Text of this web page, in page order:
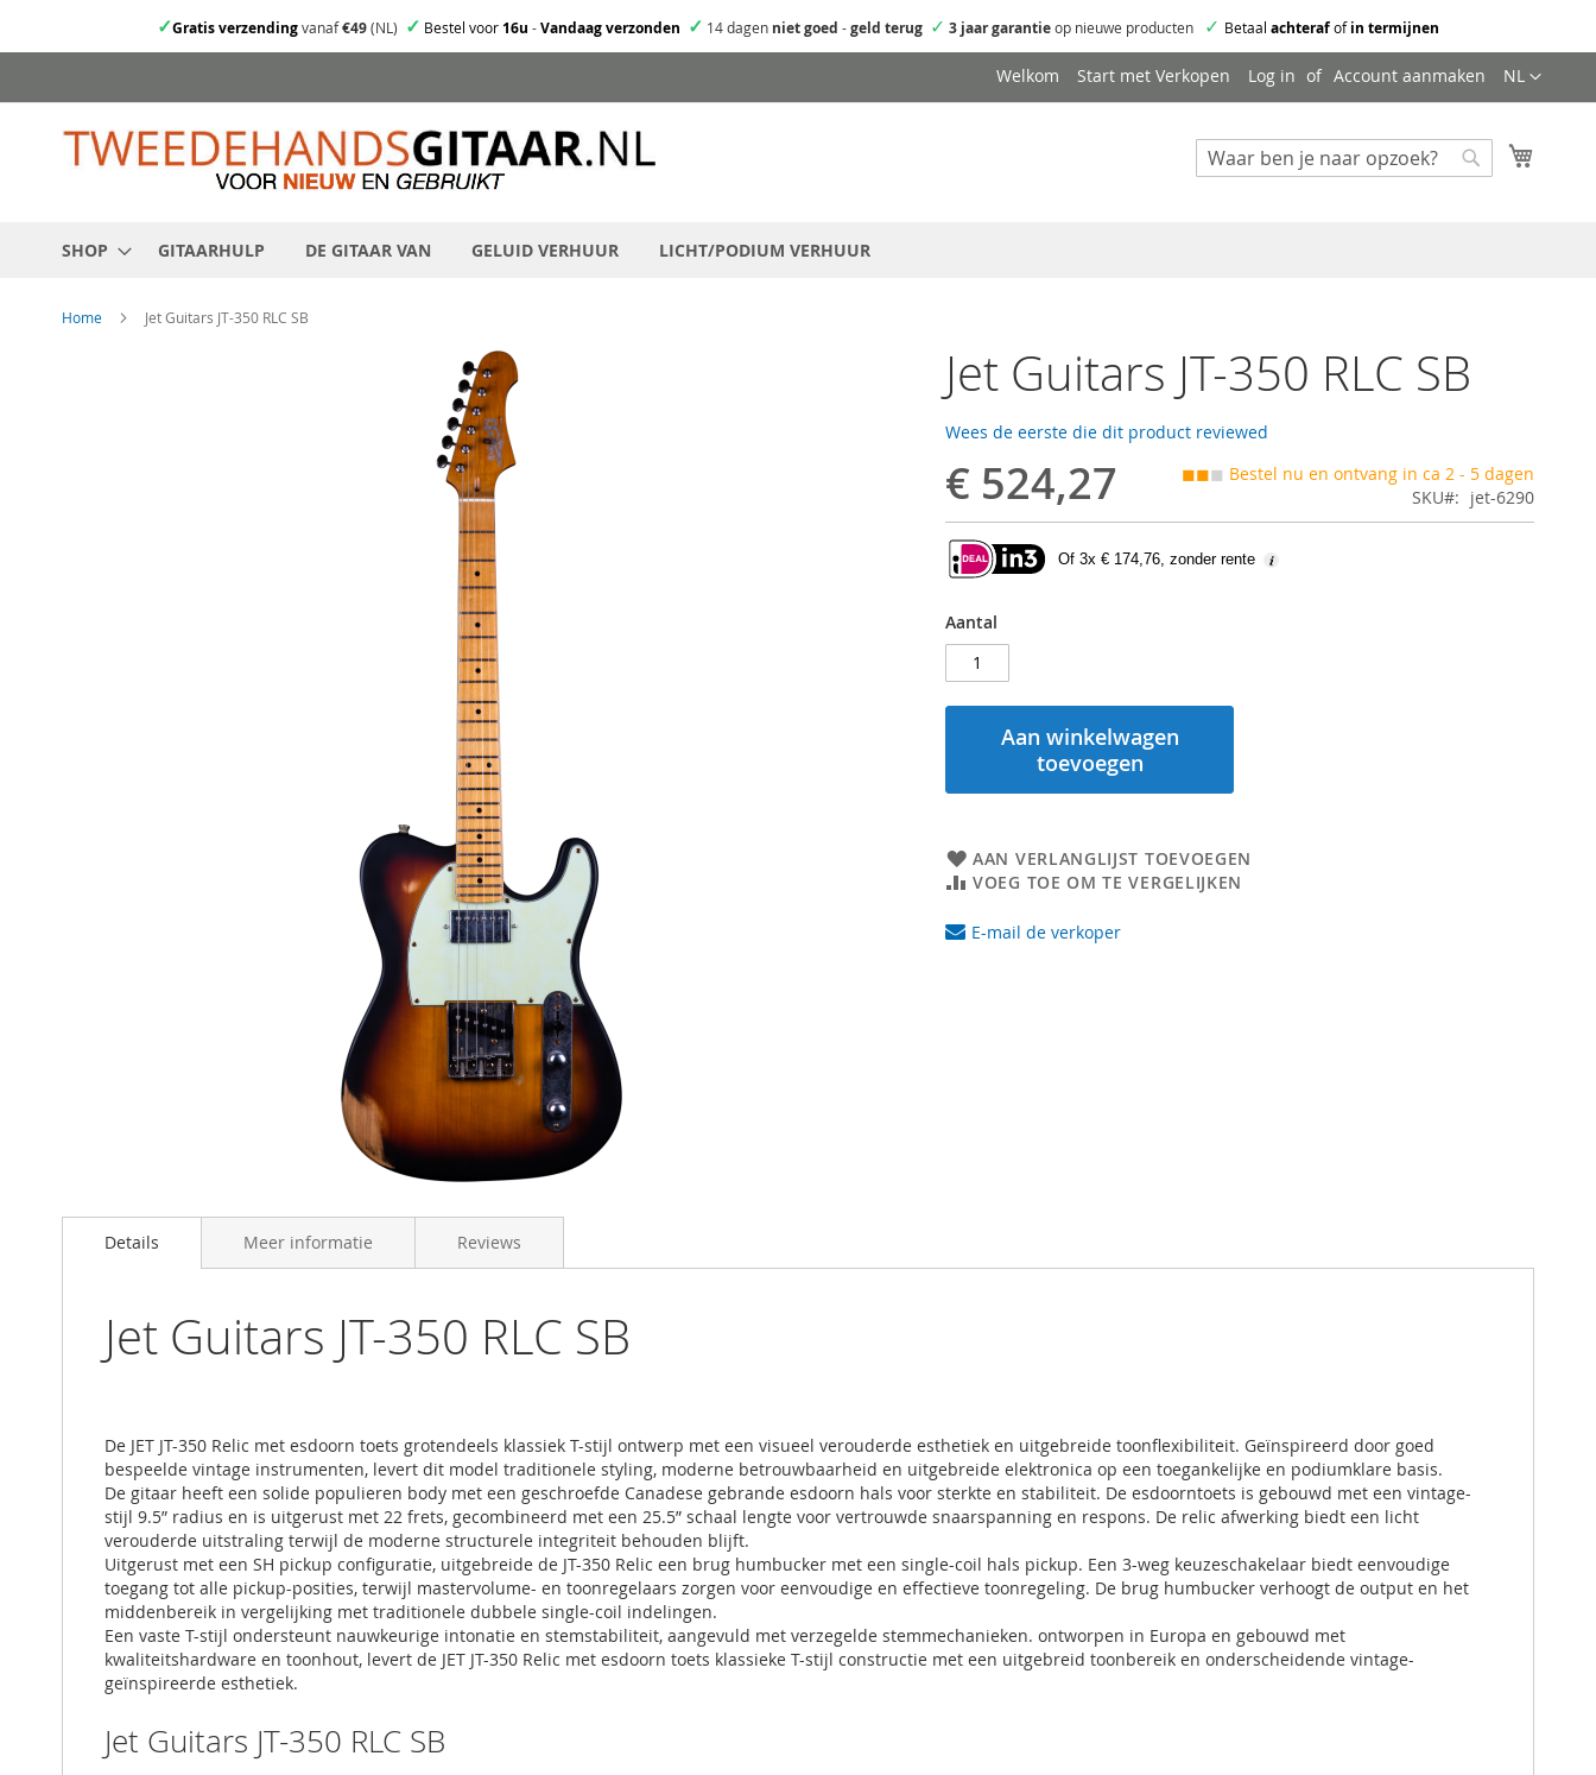
✓Gratis verzendingvanaf€49(NL) ✓ Bestel voor16u -Vandaag verzonden ✓ 14 dagen niet goed -geld terug ✓ 3 jaar garantieop nieuwe producten ✓ Betaal achterafofin termijnen
direct
naar
de
Taal
NL
Welkom Start met Verkopen Log in Account aanmaken
Zoeken
SHOP GITAARHULP DE GITAAR VAN GELUID VERHUUR LICHT/PODIUM VERHUUR
Home Jet Guitars JT-350 RLC SB
Jet Guitars JT-350 RLC SB
Wees de eerste die dit product reviewed
€ 524,27 ◼◼◼ Bestel nu en ontvang in ca 2 - 5 dagen
SKU
jet-6290
Of 3x € 174,76, zonder rente
Aantal
Aan winkelwagen
toevoegen
AAN VERLANGLIJST TOEVOEGEN
VOEG TOE OM TE VERGELIJKEN
E-mail de verkoper
to
gallery
Details
Jet Guitars JT-350 RLC SB
De JET JT-350 Relic met esdoorn toets grotendeels klassiek T-stijl ontwerp met een visueel verouderde esthetiek en uitgebreide toonflexibiliteit. Geïnspireerd door goed
bespeelde vintage instrumenten, levert dit model traditionele styling, moderne betrouwbaarheid en uitgebreide elektronica op een toegankelijke en podiumklare basis.
De gitaar heeft een solide populieren body met een geschroefde Canadese gebrande esdoorn hals voor sterkte en stabiliteit. De esdoorntoets is gebouwd met een vintage-
stijl 9.5” radius en is uitgerust met 22 frets, gecombineerd met een 25.5” schaal lengte voor vertrouwde snaarspanning en respons. De relic afwerking biedt een licht
verouderde uitstraling terwijl de moderne structurele integriteit behouden blijft.
Uitgerust met een SH pickup configuratie, uitgebreide de JT-350 Relic een brug humbucker met een single-coil hals pickup. Een 3-weg keuzeschakelaar biedt eenvoudige
toegang tot alle pickup-posities, terwijl mastervolume- en toonregelaars zorgen voor eenvoudige en effectieve toonregeling. De brug humbucker verhoogt de output en het
middenbereik in vergelijking met traditionele dubbele single-coil indelingen.
Een vaste T-stijl ondersteunt nauwkeurige intonatie en stemstabiliteit, aangevuld met verzegelde stemmechanieken. ontworpen in Europa en gebouwd met
kwaliteitshardware en toonhout, levert de JET JT-350 Relic met esdoorn toets klassieke T-stijl constructie met een uitgebreid toonbereik en onderscheidende vintage-
geïnspireerde esthetiek.
Jet Guitars JT-350 RLC SB
Meer informatie Reviews